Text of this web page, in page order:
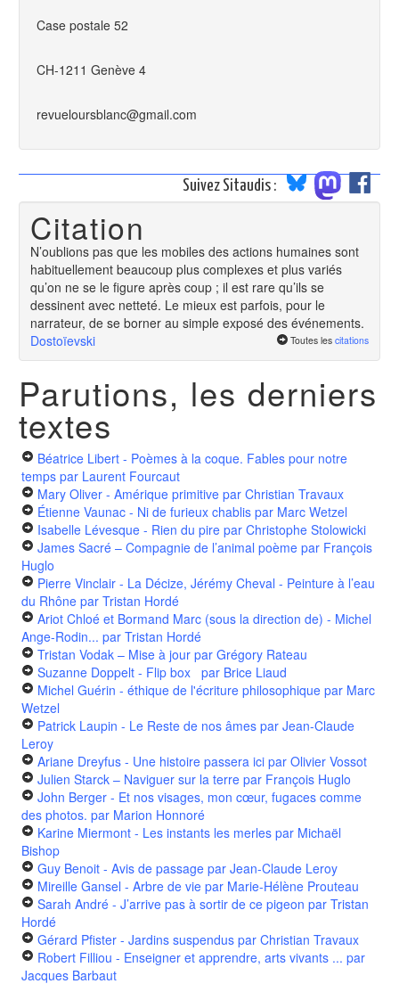
Case postale 52
CH-1211 Genève 4
revueloursblanc@gmail.com
Suivez Sitaudis :
Citation
N’oublions pas que les mobiles des actions humaines sont
habituellement beaucoup plus complexes et plus variés
qu’on ne se le figure après coup ; il est rare qu’ils se
dessinent avec netteté. Le mieux est parfois, pour le
narrateur, de se borner au simple exposé des événements.
Dostoïevski
Toutes les citations
Parutions, les derniers
textes
Béatrice Libert - Poèmes à la coque. Fables pour notre
temps par Laurent Fourcaut
Mary Oliver - Amérique primitive par Christian Travaux
Étienne Vaunac - Ni de furieux chablis par Marc Wetzel
Isabelle Lévesque - Rien du pire par Christophe Stolowicki
James Sacré – Compagnie de l’animal poème par François
Huglo
Pierre Vinclair - La Décize, Jérémy Cheval - Peinture à l’eau
du Rhône par Tristan Hordé
Ariot Chloé et Bormand Marc (sous la direction de) - Michel
Ange-Rodin... par Tristan Hordé
Tristan Vodak – Mise à jour par Grégory Rateau
Suzanne Doppelt - Flip box par Brice Liaud
Michel Guérin - éthique de l'écriture philosophique par Marc
Wetzel
Patrick Laupin - Le Reste de nos âmes par Jean-Claude
Leroy
Ariane Dreyfus - Une histoire passera ici par Olivier Vossot
Julien Starck – Naviguer sur la terre par François Huglo
John Berger - Et nos visages, mon cœur, fugaces comme
des photos. par Marion Honnoré
Karine Miermont - Les instants les merles par Michaël
Bishop
Guy Benoit - Avis de passage par Jean-Claude Leroy
Mireille Gansel - Arbre de vie par Marie-Hélène Prouteau
Sarah André - J’arrive pas à sortir de ce pigeon par Tristan
Hordé
Gérard Pfister - Jardins suspendus par Christian Travaux
Robert Filliou - Enseigner et apprendre, arts vivants ... par
Jacques Barbaut